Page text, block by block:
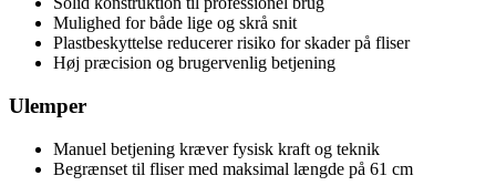
Mulighed for både lige og skrå snit
Plastbeskyttelse reducerer risiko for skader på fliser
Høj præcision og brugervenlig betjening
Ulemper
Manuel betjening kræver fysisk kraft og teknik
Begrænset til fliser med maksimal længde på 61 cm